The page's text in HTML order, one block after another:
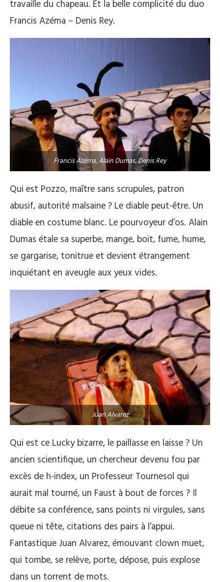
travaille du chapeau. Et la belle complicité du duo
Francis Azéma – Denis Rey.
Francis Azéma, Alain Dumas, Denis Rey
Qui est Pozzo, maître sans scrupules, patron
abusif, autorité malsaine ? Le diable peut-être. Un
diable en costume blanc. Le pourvoyeur d’os. Alain
Dumas étale sa superbe, mange, boit, fume, hume,
se gargarise, tonitrue et devient étrangement
inquiétant en aveugle aux yeux vides.
Juan Alvarez
Qui est ce Lucky bizarre, le paillasse en laisse ? Un
ancien scientifique, un chercheur devenu fou par
excès de h-index, un Professeur Tournesol qui
aurait mal tourné, un Faust à bout de forces ? Il
débite sa conférence, sans points ni virgules, sans
queue ni tête, citations des pairs à l’appui.
Fantastique Juan Alvarez, émouvant clown muet,
qui tombe, se relève, porte, dépose, puis explose
dans un torrent de mots.